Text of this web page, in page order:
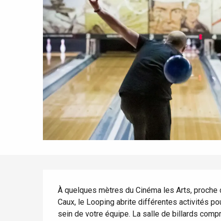
Tout l'agenda
Eté
Quand il pleut
Avec les enfants
Entre amis
Lieux branchés
Meilleurs brunch
Restaurants avec vue
Séjours en bord de
mer
Séjours en train
Séjours à vélo
Description
À quelques mètres du Cinéma les Arts,
Caux, le Looping abrite différentes activités
sein de votre équipe. La salle de billards